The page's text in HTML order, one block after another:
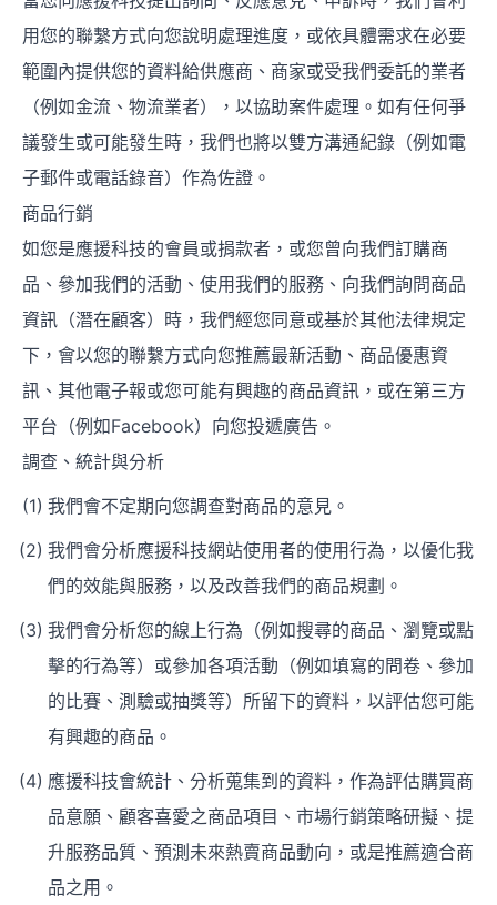
用您的聯繫方式向您說明處理進度，或依具體需求在必要
範圍內提供您的資料給供應商、商家或受我們委託的業者
（例如金流、物流業者），以協助案件處理。如有任何爭
議發生或可能發生時，我們也將以雙方溝通紀錄（例如電
子郵件或電話錄音）作為佐證。
商品行銷
如您是應援科技的會員或捐款者，或您曾向我們訂購商
品、參加我們的活動、使用我們的服務、向我們詢問商品
資訊（潛在顧客）時，我們經您同意或基於其他法律規定
下，會以您的聯繫方式向您推薦最新活動、商品優惠資
訊、其他電子報或您可能有興趣的商品資訊，或在第三方
平台（例如Facebook）向您投遞廣告。
調查、統計與分析
我們會不定期向您調查對商品的意見。
我們會分析應援科技網站使用者的使用行為，以優化我
們的效能與服務，以及改善我們的商品規劃。
我們會分析您的線上行為（例如搜尋的商品、瀏覽或點
擊的行為等）或參加各項活動（例如填寫的問卷、參加
的比賽、測驗或抽獎等）所留下的資料，以評估您可能
有興趣的商品。
應援科技會統計、分析蒐集到的資料，作為評估購買商
品意願、顧客喜愛之商品項目、市場行銷策略研擬、提
升服務品質、預測未來熱賣商品動向，或是推薦適合商
品之用。